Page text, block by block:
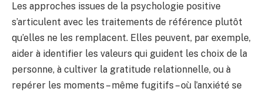
Les approches issues de la psychologie positive
s’articulent avec les traitements de référence plutôt
qu’elles ne les remplacent. Elles peuvent, par exemple,
aider à identifier les valeurs qui guident les choix de la
personne, à cultiver la gratitude relationnelle, ou à
repérer les moments – même fugitifs – où l’anxiété se